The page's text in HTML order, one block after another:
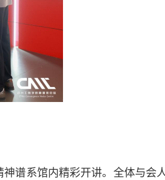
谱系馆内精彩开讲。全体与会